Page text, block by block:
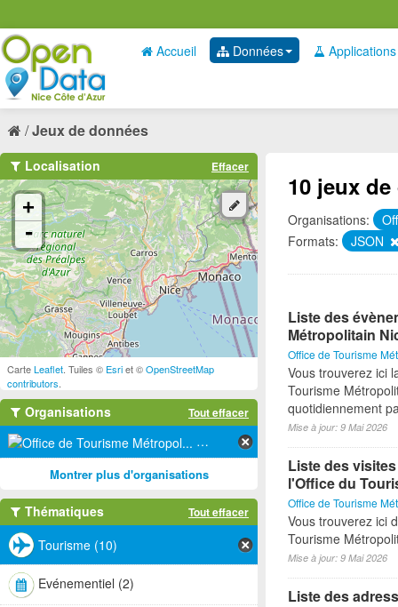
Accueil Données Applications
Jeux de données
10 jeux
Organisations:
Formats:
JSON
Liste des
Métropolitain
Office de Tourisme
Vous trouverez ici
Tourisme
quotidiennement
Mise à jour: 9 Mai 2026
Liste des
l'Office du
Office de Tourisme
Vous trouverez ici
Tourisme
Mise à jour: 9 Mai 2026
Liste des
Localisation Effacer
+
-
CarteLeaflet . Tuiles © Esriet ©OpenStreetMap
contributors
Organisations Tout effacer
Office de Tourisme Métropol... (10)
Montrer plus d'organisations
Thématiques Tout effacer
Tourisme (10)
Evénementiel (2)